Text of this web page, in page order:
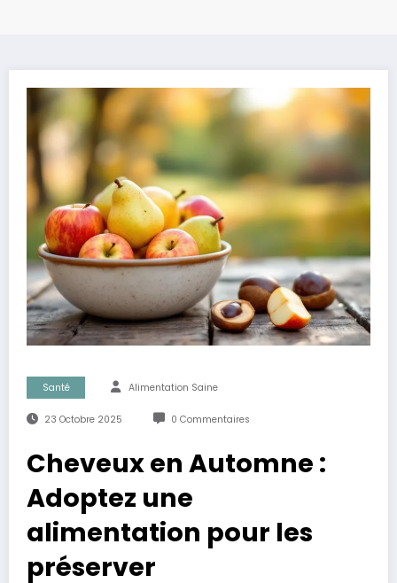
Santé Alimentation Saine
23 Octobre 2025 0 Commentaires
Cheveux en Automne :
Adoptez une
alimentation pour les
préserver